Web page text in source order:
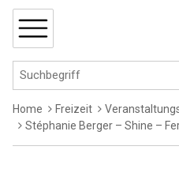
Navigieren in
Schnellnavigation
Hauptnavigation
Suchbegriff
Breadcrumb
Home Freizeit
Stéphanie Berger – Shine –